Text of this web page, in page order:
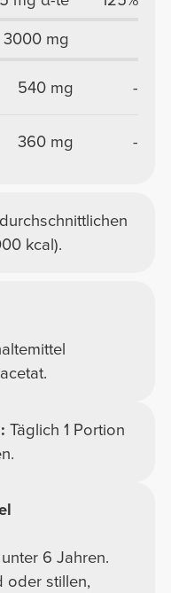
3000 mg
540 mg -
360 mg -
kcal).
Täglich 1 Portion
6 Jahren.
oder stillen,